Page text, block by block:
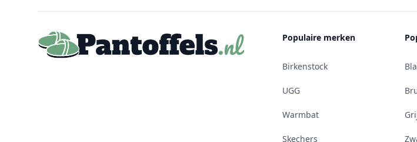
Populaire merken
Birkenstock
UGG
Warmbat
Skechers